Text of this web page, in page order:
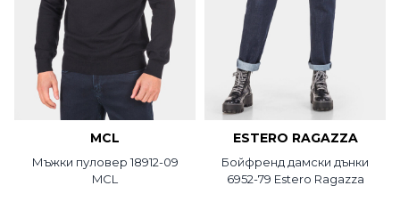
MCL
Мъжки пуловер 18912-09
MCL
ESTERO RAGAZZA
Бойфренд дамски дънки
6952-79 Estero Ragazza